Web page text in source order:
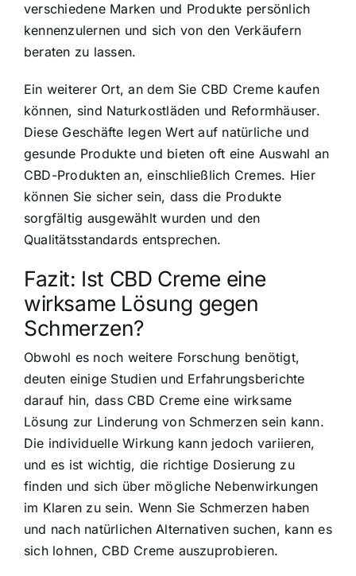
verschiedene Marken und Produkte persönlich
kennenzulernen und sich von den Verkäufern
beraten zu lassen.
Ein weiterer Ort, an dem Sie CBD Creme kaufen
können, sind Naturkostläden und Reformhäuser.
Diese Geschäfte legen Wert auf natürliche und
gesunde Produkte und bieten oft eine Auswahl an
CBD-Produkten an, einschließlich Cremes. Hier
können Sie sicher sein, dass die Produkte
sorgfältig ausgewählt wurden und den
Qualitätsstandards entsprechen.
Fazit: Ist CBD Creme eine
wirksame Lösung gegen
Schmerzen?
Obwohl es noch weitere Forschung benötigt,
deuten einige Studien und Erfahrungsberichte
darauf hin, dass CBD Creme eine wirksame
Lösung zur Linderung von Schmerzen sein kann.
Die individuelle Wirkung kann jedoch variieren,
und es ist wichtig, die richtige Dosierung zu
finden und sich über mögliche Nebenwirkungen
im Klaren zu sein. Wenn Sie Schmerzen haben
und nach natürlichen Alternativen suchen, kann es
sich lohnen, CBD Creme auszuprobieren.